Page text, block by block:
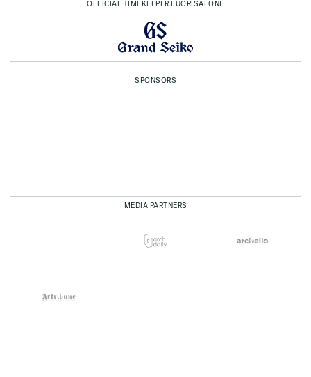
OFFICIAL TIMEKEEPER FUORISALONE
SPONSORS
MEDIA PARTNERS